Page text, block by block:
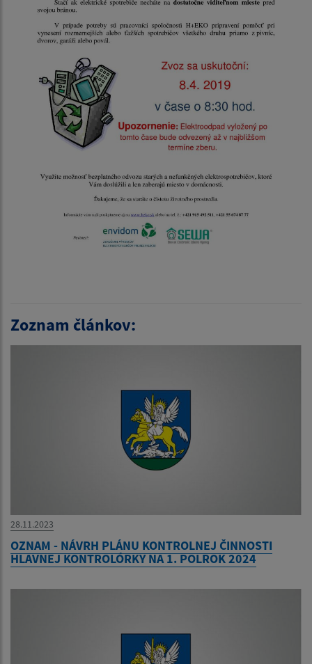
Zoznam článkov:
28.11.2023
OZNAM - NÁVRH PLÁNU KONTROLNEJ ČINNOSTI
HLAVNEJ KONTROLÓRKY NA 1. POLROK 2024